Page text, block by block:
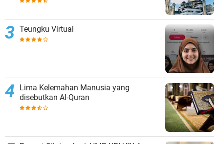
Teungku Virtual
Lima Kelemahan Manusia yang
disebutkan Al-Quran